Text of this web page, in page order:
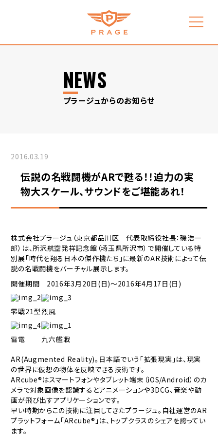
NEWS
プラージュからのお知らせ
2016.03.19
伝説の名戦闘機がARで甦る！！迫力の実
物大スケール、サウンドをご堪能あれ！
株式会社プラージュ（東京都品川区 代表取締役社長：磯浩一
郎）は、所沢航空発祥記念館（埼玉県所沢市）で開催している特
別展「時代を翔る日本の傑作機たち」に最新のAR技術によって伝
説の名戦闘機をバーチャル展示します。
開催期間 2016年3月20日(日)～2016年4月17日(日)
零戦21型烈風
雷電 九六艦戦
AR(Augmented Reality)。日本語でいう「拡張現実」は、現実
の世界に仮想の物体を反映できる技術です。
ARcube®はスマートフォンやタブレット端末（iOS/Android）のカ
メラで対象画像を認識するとアニメーションや3DCG、音楽や動
画が飛び出すアプリケーションです。
早い時期からこの技術に注目してきたプラージュ。自社運営のAR
プラットフォーム「ARcube®」は、トップクラスのシェアを誇ってい
ます。